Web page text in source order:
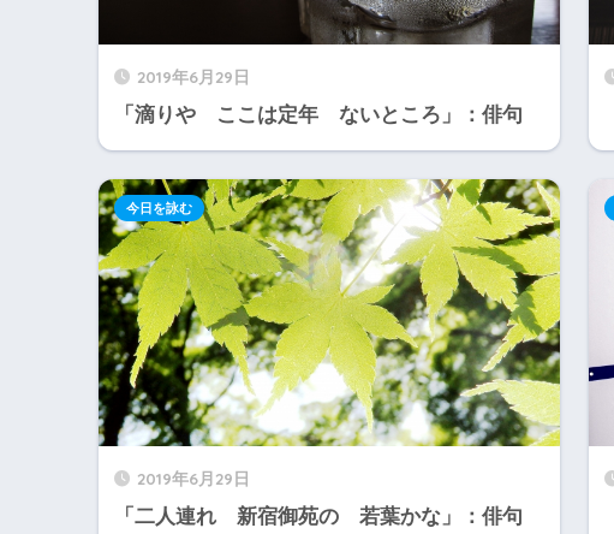
2019年6月29日
「滴りや ここは定年 ないところ」：俳句
2019年6月29日
「二人連れ 新宿御苑の 若葉かな」：俳句
今日を詠む